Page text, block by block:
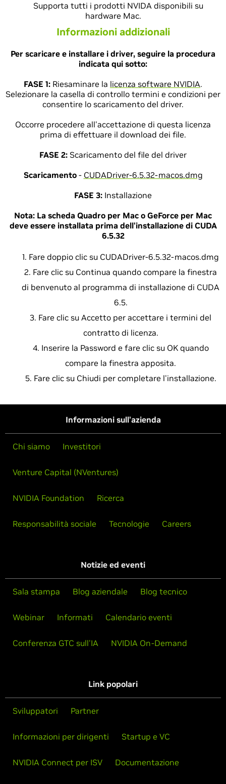
Supporta tutti i prodotti NVIDA disponibili su
hardware Mac.
Informazioni addizionali
Per scaricare e installare i driver, seguire la procedura
indicata qui sotto:
FASE 1: Riesaminare la licenza software NVIDIA.
Selezionare la casella di controllo termini e condizioni per
consentire lo scaricamento del driver.
Occorre procedere all'accettazione di questa licenza
prima di effettuare il download dei file.
FASE 2: Scaricamento del file del driver
Scaricamento- CUDADriver-6.5.32-macos.dmg
FASE 3: Installazione
Nota: La scheda Quadro per Mac o GeForce per Mac
deve essere installata prima dell'installazione di CUDA
6.5.32
Fare doppio clic su CUDADriver-6.5.32-macos.dmg
Fare clic su Continua quando compare la finestra
di benvenuto al programma di installazione di CUDA
6.5.
Fare clic su Accetto per accettare i termini del
contratto di licenza.
Inserire la Password e fare clic su OK quando
compare la finestra apposita.
Fare clic su Chiudi per completare l'installazione.
Informazioni sull'azienda
Chi siamo Investitori
Venture Capital (NVentures)
NVIDIA Foundation Ricerca
Responsabilità sociale Tecnologie Careers
Notizie ed eventi
Sala stampa Blog aziendale Blog tecnico
Webinar Informati Calendario eventi
Conferenza GTC sull'IA NVIDIA On-Demand
Link popolari
Sviluppatori Partner
Informazioni per dirigenti Startup e VC
NVIDIA Connect per ISV Documentazione